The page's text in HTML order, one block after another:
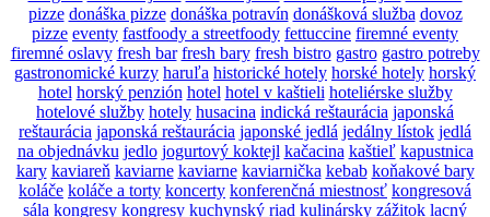
pizze donáška pizze donáška potravín donášková služba dovoz
pizze eventy fastfoody a streetfoody fettuccine firemné eventy
firemné oslavy fresh bar fresh bary fresh bistro gastro gastro potreby
gastronomické kurzy haruľa historické hotely horské hotely horský
hotel horský penzión hotel hotel v kaštieli hoteliérske služby
hotelové služby hotely husacina indická reštaurácia japonská
reštaurácia japonská reštaurácia japonské jedlá jedálny lístok jedlá
na objednávku jedlo jogurtový koktejl kačacina kaštieľ kapustnica
kary kaviareň kaviarne kaviarne kaviarnička kebab koňakové bary
koláče koláče a torty koncerty konferenčná miestnosť kongresová
sála kongresy kongresy kuchynský riad kulinársky zážitok lacný